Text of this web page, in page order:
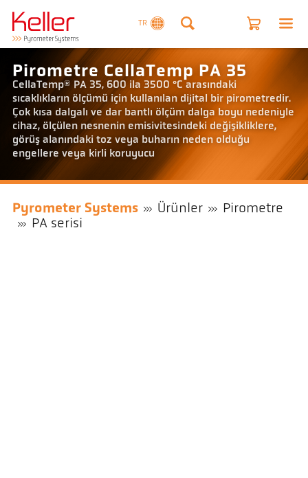
TR
Pirometre CellaTemp PA 35
CellaTemp® PA 35, 600 ila 3500 °C arasındaki
sıcaklıkların ölçümü için kullanılan dijital bir pirometredir.
Çok kısa dalgalı ve dar bantlı ölçüm dalga boyu nedeniyle
cihaz, ölçülen nesnenin emisivitesindeki değişikliklere,
görüş alanındaki toz veya buharın neden olduğu
engellere veya kirli koruyucu
Pyrometer Systems Ürünler
Pirometre
PA serisi